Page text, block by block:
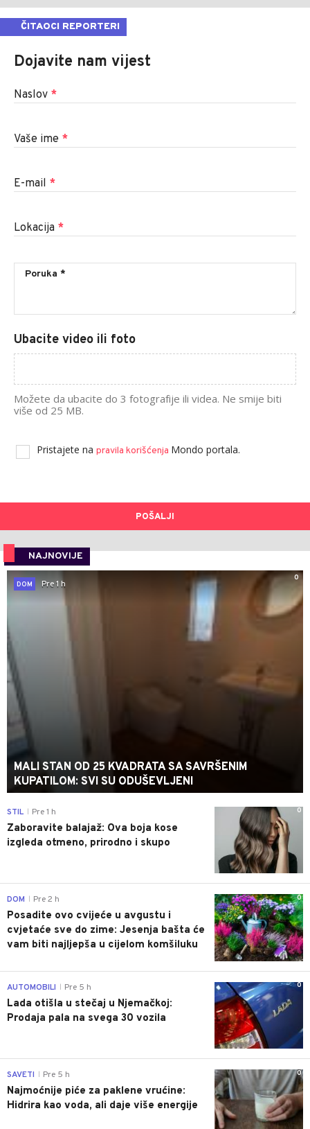
ČITAOCI REPORTERI
Dojavite nam vijest
Naslov *
Vaše ime *
E-mail *
Lokacija *
Ubacite video ili foto
Možete da ubacite do 3 fotografije ili videa. Ne smije biti
više od 25 MB.
Pristajete na pravila korišćenja Mondo portala.
POŠALJI
NAJNOVIJE
0
DOM
Pre 1 h
MALI STAN OD 25 KVADRATA SA SAVRŠENIM
KUPATILOM: SVI SU ODUŠEVLJENI
0
STIL Pre 1 h
Zaboravite balajaž: Ova boja kose
izgleda otmeno, prirodno i skupo
0
DOM Pre 2 h
Posadite ovo cvijeće u avgustu i
cvjetaće sve do zime: Jesenja bašta će
vam biti najljepša u cijelom komšiluku
0
AUTOMOBILI Pre 5 h
Lada otišla u stečaj u Njemačkoj:
Prodaja pala na svega 30 vozila
0
SAVETI Pre 5 h
Najmoćnije piće za paklene vrućine:
Hidrira kao voda, ali daje više energije